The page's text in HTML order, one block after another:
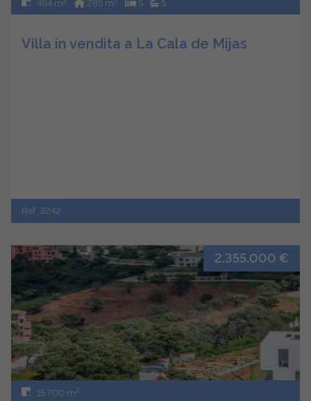
464 m 285 m 5 5
Villa in vendita a La Cala de Mijas
Ref. 3242
2.355.000 €
15.700 m2